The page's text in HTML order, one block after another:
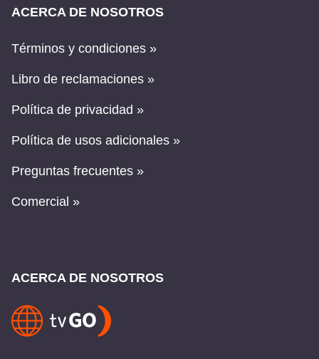
ACERCA DE NOSOTROS
Términos y condiciones »
Libro de reclamaciones »
Política de privacidad »
Política de usos adicionales »
Preguntas frecuentes »
Comercial »
ACERCA DE NOSOTROS